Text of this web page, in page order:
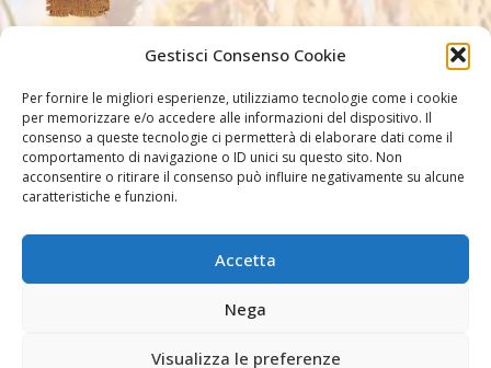
Gestisci Consenso Cookie
Per fornire le migliori esperienze, utilizziamo tecnologie come i cookie
per memorizzare e/o accedere alle informazioni del dispositivo. Il
consenso a queste tecnologie ci permetterà di elaborare dati come il
comportamento di navigazione o ID unici su questo sito. Non
acconsentire o ritirare il consenso può influire negativamente su alcune
caratteristiche e funzioni.
Accetta
Nega
Visualizza le preferenze
Altri Link
Altri link